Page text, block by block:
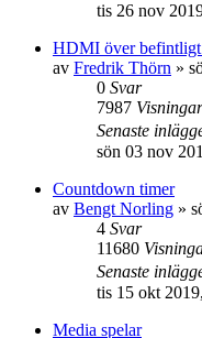
tis 26 nov
HDMI över
av Fredrik Thörn »
0 Svar
7987 Visningar
Senaste
sön 03 nov
Countdown timer
av Bengt Norling »
4 Svar
11680
Senaste
tis 15 okt
Media spelar